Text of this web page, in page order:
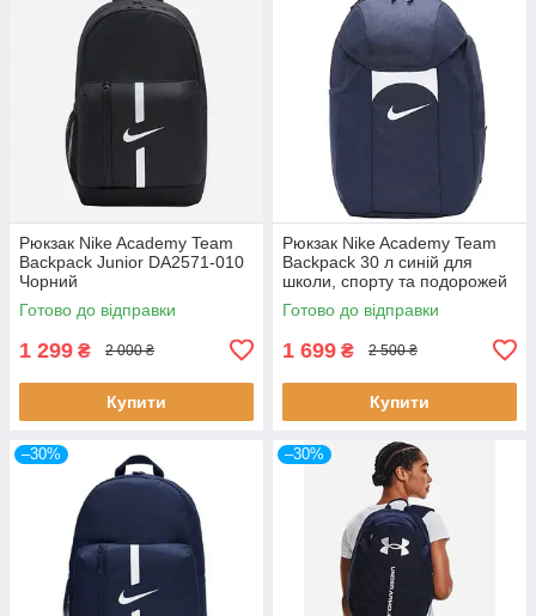
Рюкзак Nike Academy Team
Backpack Junior DA2571-010
Чорний
Готово до відправки
1 299 ₴ 2 000 ₴
Купити
Рюкзак Nike Academy Team
Backpack 30 л синій для
школи, спорту та подорожей
DV0761-410
Готово до відправки
1 699 ₴ 2 500 ₴
Купити
–30% –30%